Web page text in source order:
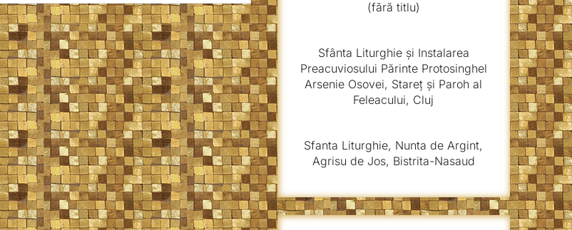
(fără titlu)
Sfânta Liturghie și Instalarea
Preacuviosului Părinte Protosinghel
Arsenie Osovei, Stareț și Paroh al
Feleacului, Cluj
Sfanta Liturghie, Nunta de Argint,
Agrisu de Jos, Bistrita-Nasaud